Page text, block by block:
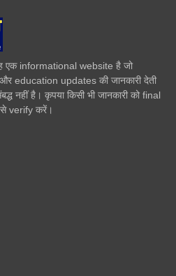
एक informational website है जो
education updates की जानकारी देती
नहीं है। कृपया किसी भी जानकारी को final
से verify करें।